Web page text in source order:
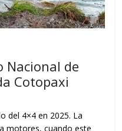
Nacional de
Cotopaxi
del 4×4 en 2025. La
motores, cuando este